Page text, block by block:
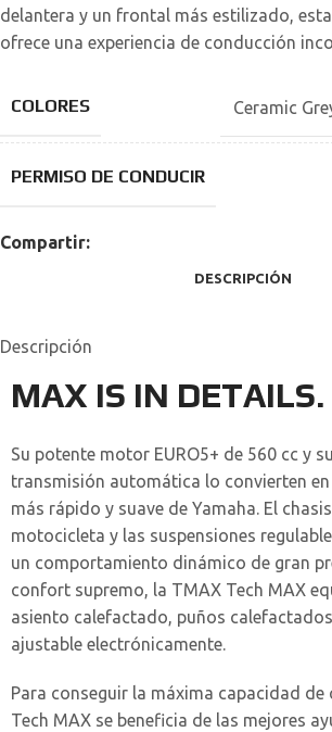
delantera y un frontal más estilizado,
ofrece una experiencia de conducción
COLORES Ceramic
PERMISO DE CONDUCIR
Compartir:
DESCRIPCIÓN
Descripción
MAX IS IN DETAILS.
Su potente motor EURO5+ de 560 cc y
transmisión automática lo convierten
más rápido y suave de Yamaha. El
motocicleta y las suspensiones
un comportamiento dinámico de gran
confort supremo, la TMAX Tech MAX
asiento calefactado, puños
ajustable electrónicamente.
Para conseguir la máxima capacidad
Tech MAX se beneficia de las mejores